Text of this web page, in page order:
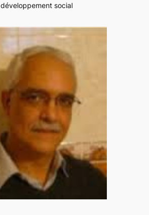
développement social